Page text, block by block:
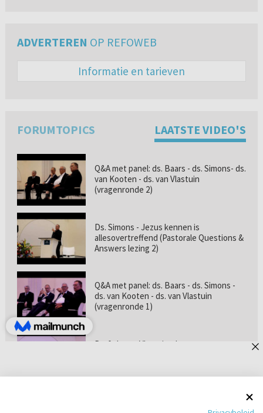
ADVERTEREN OP REFOWEB
Informatie en tarieven
FORUMTOPICS LAATSTE VIDEO'S
Q&A met panel: ds. Baars - ds. Simons- ds.
van Kooten - ds. van Vlastuin
(vragenronde 2)
Ds. Simons - Jezus kennen is
allesovertreffend (Pastorale Questions &
Answers lezing 2)
Q&A met panel: ds. Baars - ds. Simons -
ds. van Kooten - ds. van Vlastuin
(vragenronde 1)
Prof. dr. van Vlastuin - Is